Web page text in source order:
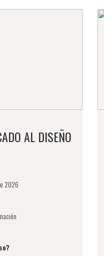
AL DISEÑO
2026